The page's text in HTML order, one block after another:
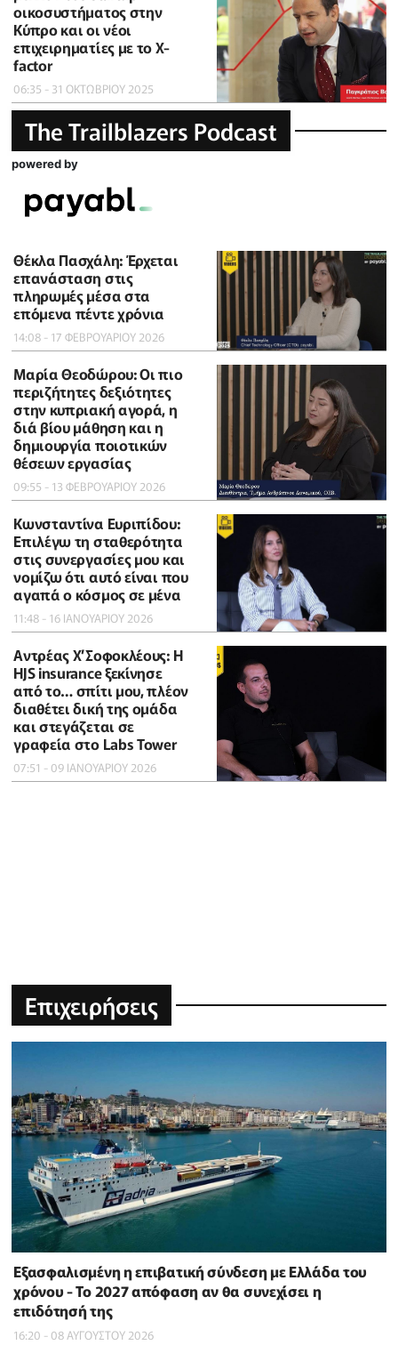
οικοσυστήματος στην
Κύπρο και οι νέοι
επιχειρηματίες με το X-
factor
06:35 - 31 ΟΚΤΩΒΡΙΟΥ 2025
The Trailblazers Podcast
powered by
Θέκλα Πασχάλη: Έρχεται
επανάσταση στις
πληρωμές μέσα στα
επόμενα πέντε χρόνια
14:08 - 17 ΦΕΒΡΟΥΑΡΙΟΥ 2026
Μαρία Θεοδώρου: Οι πιο
περιζήτητες δεξιότητες
στην κυπριακή αγορά, η
διά βίου μάθηση και η
δημιουργία ποιοτικών
θέσεων εργασίας
09:55 - 13 ΦΕΒΡΟΥΑΡΙΟΥ 2026
Κωνσταντίνα Ευριπίδου:
Επιλέγω τη σταθερότητα
στις συνεργασίες μου και
νομίζω ότι αυτό είναι που
αγαπά ο κόσμος σε μένα
11:48 - 16 ΙΑΝΟΥΑΡΙΟΥ 2026
Αντρέας Χ’Σοφοκλέους: Η
HJS insurance ξεκίνησε
από το… σπίτι μου, πλέον
διαθέτει δική της ομάδα
και στεγάζεται σε
γραφεία στο Labs Tower
07:51 - 09 ΙΑΝΟΥΑΡΙΟΥ 2026
Επιχειρήσεις
Εξασφαλισμένη η επιβατική σύνδεση με Ελλάδα του
χρόνου - Το 2027 απόφαση αν θα συνεχίσει η
επιδότησή της
16:20 - 08 ΑΥΓΟΥΣΤΟΥ 2026